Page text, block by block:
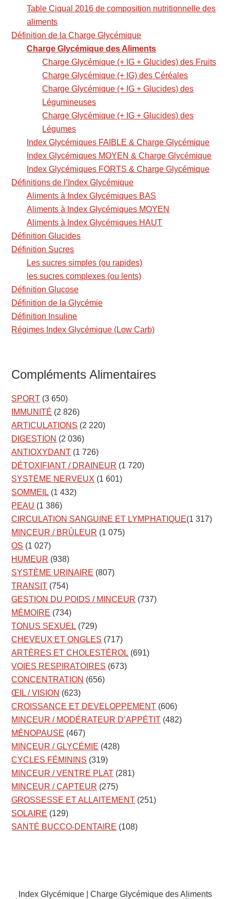
Table Ciqual 2016 de composition nutritionnelle des
aliments
Définition de la Charge Glycémique
Charge Glycémique des Aliments
Charge Glycémique (+ IG + Glucides) des Fruits
Charge Glycémique (+ IG) des Céréales
Charge Glycémique (+ IG + Glucides) des
Légumineuses
Charge Glycémique (+ IG + Glucides) des
Légumes
Index Glycémiques FAIBLE & Charge Glycémique
Index Glycémiques MOYEN & Charge Glycémique
Index Glycémiques FORTS & Charge Glycémique
Définitions de l’Index Glycémique
Aliments à Index Glycémiques BAS
Aliments à Index Glycémiques MOYEN
Aliments à Index Glycémiques HAUT
Définition Glucides
Définition Sucres
Les sucres simples (ou rapides)
les sucres complexes (ou lents)
Définition Glucose
Définition de la Glycémie
Définition Insuline
Régimes Index Glycémique (Low Carb)
Compléments Alimentaires
SPORT (3 650)
IMMUNITÉ (2 826)
ARTICULATIONS (2 220)
DIGESTION (2 036)
ANTIOXYDANT (1 726)
DÉTOXIFIANT / DRAINEUR (1 720)
SYSTÈME NERVEUX (1 601)
SOMMEIL (1 432)
PEAU (1 386)
CIRCULATION SANGUINE ET LYMPHATIQUE(1 317)
MINCEUR / BRÛLEUR (1 075)
OS (1 027)
HUMEUR (938)
SYSTÈME URINAIRE (807)
TRANSIT (754)
GESTION DU POIDS / MINCEUR (737)
MÉMOIRE (734)
TONUS SEXUEL (729)
CHEVEUX ET ONGLES (717)
ARTÈRES ET CHOLESTÉROL (691)
VOIES RESPIRATOIRES (673)
CONCENTRATION (656)
ŒIL / VISION (623)
CROISSANCE ET DEVELOPPEMENT (606)
MINCEUR / MODÉRATEUR D’APPÉTIT (482)
MÉNOPAUSE (467)
MINCEUR / GLYCÉMIE (428)
CYCLES FÉMININS (319)
MINCEUR / VENTRE PLAT (281)
MINCEUR / CAPTEUR (275)
GROSSESSE ET ALLAITEMENT (251)
SOLAIRE (129)
SANTÉ BUCCO-DENTAIRE (108)
Index Glycémique | Charge Glycémique des Aliments